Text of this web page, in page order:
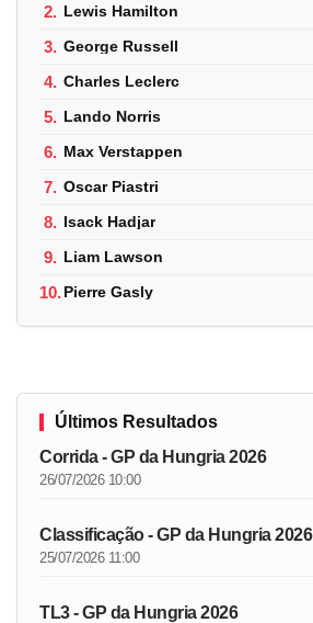
2. Lewis Hamilton
3. George Russell
4. Charles Leclerc
5. Lando Norris
6. Max Verstappen
7. Oscar Piastri
8. Isack Hadjar
9. Liam Lawson
10.Pierre Gasly
Últimos Resultados
Corrida - GP da Hungria 2026
26/07/2026 10:00
Classificação - GP da Hungria 2026
25/07/2026 11:00
TL3 - GP da Hungria 2026